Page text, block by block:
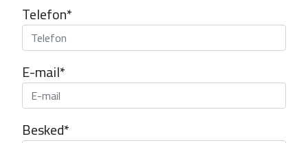
Telefon*
E-mail*
Besked*